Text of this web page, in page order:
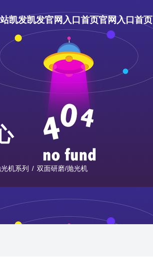
凯发凯发官网入口首页官网入口首页
于宇晶
发官网入口首页的产品中心
资讯
机系列 / 双面研磨/抛光机